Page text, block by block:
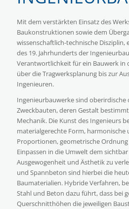
Mit dem verstärkten Einsatz des
Baukonstruktionen sowie dem
wissenschaftlich-technische Disziplin,
des 19. Jahrhunderts der
Verantwortlichkeit für ein Bauwerk in
über die Tragwerksplanung bis zur
Ingenieuren.
Ingenieurbauwerke sind
Zweckbauten, deren Gestalt
Mechanik. Die Kunst des Ingenieurs
materialgerechte Form, harmonische
Proportionen, geometrische
Einpassen in die Umwelt dem
Ausgewogenheit und Ästhetik zu
und Spannbeton sind hierbei die
Baumaterialien. Hybride Verfahren,
Stahl und Beton dazu führt, dass bei
Querschnitthöhen die jeweiligen